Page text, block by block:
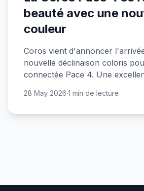
beauté avec une
couleur
Coros vient d'annoncer
nouvelle déclinaison coloris
connectée Pace 4. Une
28 May 2026·1 min de lecture